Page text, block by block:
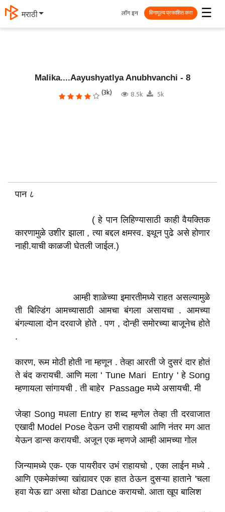
मराठी ☰
लॉग इन विनामूल्य प्रकाशित करा
Malika....Aayushyatlya Anubhvanchi - 8
(3k) 8.5k 5k
पान ८
( हे पान लिहिण्यासाठी काही वैयक्तिक
कारणामुळे उशीर झाला , त्या बद्दल क्षमस्व. इथून पुढे असे होणार
नाही.याची काळजी घेतली जाईल.)
आम्ही शाळेच्या इमारतीमध्ये राहत असल्यामुळे
ती बिल्डिंग आमच्यासाठी आमचा बंगला असायचा . आमच्या
बंगल्याला दोन दरवाजे होते . पण , दोन्ही समोरच्या बाजूनेच होते
.
कारण, रूम मोठी होती ना म्हणून . तेव्हा आरती जे दुसरं दार होतं
ते बंद करायची. आणि मला ' Tune Mari Entry ' हे Song
म्हणायला सांगायची . ती बाहेर Passage मध्ये असायची. मी
जेव्हा Song मधला Entry हा शब्द म्हणेल तेव्हा ती दरवाजात
एखादी Model Pose देऊन उभी राहायची आणि नंतर मग आत
येऊन डान्स करायची. अजून एक म्हणजे आम्ही आमच्या गोल
जिन्यामध्ये एक- एक पायरीवर उभं राहायचो , एका लाईन मध्ये .
आणि एकमेकांच्या खांद्यावर एक हात ठेऊन दुसऱ्या हाताने 'चला
हवा येऊ द्या' असा थोडा Dance करायचो. आता खूप बालिश